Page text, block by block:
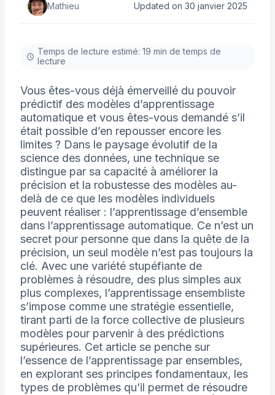
Mathieu Updated on 30 janvier 2025
Temps de lecture estimé: 19 min de temps de
lecture
Vous êtes-vous déjà émerveillé du pouvoir
prédictif des modèles d’apprentissage
automatique et vous êtes-vous demandé s’il
était possible d’en repousser encore les
limites ? Dans le paysage évolutif de la
science des données, une technique se
distingue par sa capacité à améliorer la
précision et la robustesse des modèles au-
delà de ce que les modèles individuels
peuvent réaliser : l’apprentissage d’ensemble
dans l’apprentissage automatique. Ce n’est un
secret pour personne que dans la quête de la
précision, un seul modèle n’est pas toujours la
clé. Avec une variété stupéfiante de
problèmes à résoudre, des plus simples aux
plus complexes, l’apprentissage ensembliste
s’impose comme une stratégie essentielle,
tirant parti de la force collective de plusieurs
modèles pour parvenir à des prédictions
supérieures. Cet article se penche sur
l’essence de l’apprentissage par ensembles,
en explorant ses principes fondamentaux, les
types de problèmes qu’il permet de résoudre